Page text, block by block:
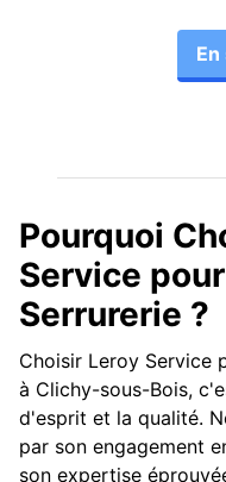
Pourquoi
Service
Serrurerie ?
Choisir Leroy Service
à Clichy-sous-Bois,
d'esprit et la qualité.
par son engagement
son expertise